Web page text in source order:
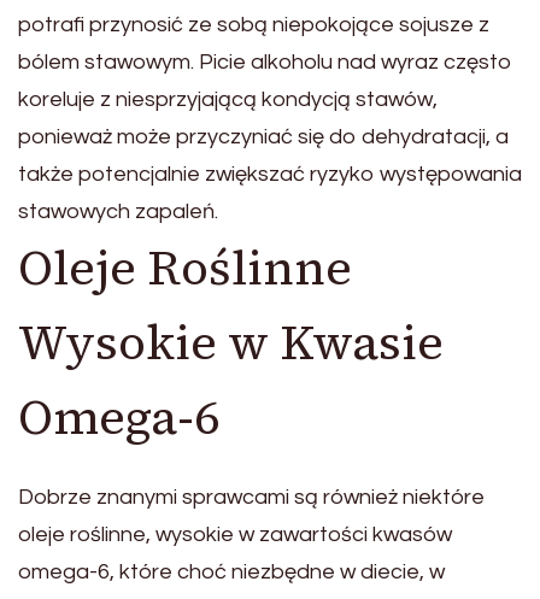
potrafi przynosić ze sobą niepokojące sojusze z
bólem stawowym. Picie alkoholu nad wyraz często
koreluje z niesprzyjającą kondycją stawów,
ponieważ może przyczyniać się do dehydratacji, a
także potencjalnie zwiększać ryzyko występowania
stawowych zapaleń.
Oleje Roślinne
Wysokie w Kwasie
Omega-6
Dobrze znanymi sprawcami są również niektóre
oleje roślinne, wysokie w zawartości kwasów
omega-6, które choć niezbędne w diecie, w